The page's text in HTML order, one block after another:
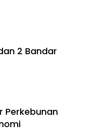
2 Bandar
Perkebunan